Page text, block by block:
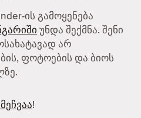
ის გამოყენება
უნდა შექმნა. შენი
არ
ფოტოების და ბიოს
!